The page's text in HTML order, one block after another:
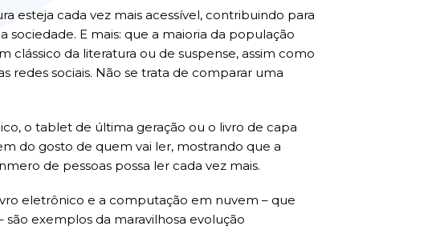
esteja cada vez mais acessível, contribuindo para
E mais: que a maioria da população
clássico da literatura ou de suspense, assim como
redes sociais. Não se trata de comparar uma
o tablet de última geração ou o livro de capa
do gosto de quem vai ler, mostrando que a
de pessoas possa ler cada vez mais.
eletrônico e a computação em nuvem – que
são exemplos da maravilhosa evolução